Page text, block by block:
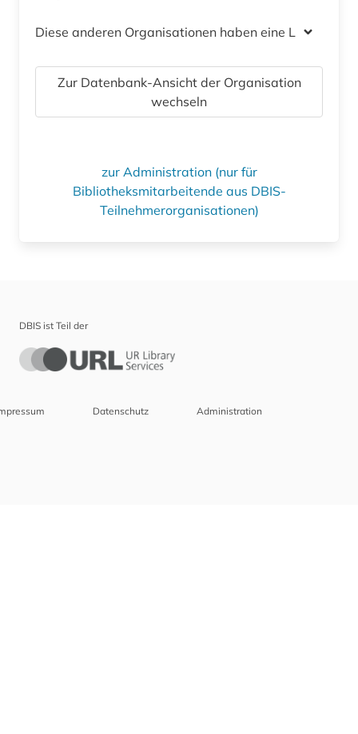
Diese anderen Organisationen haben eine Lizenz
Zur Datenbank-Ansicht der Organisation
wechseln
zur Administration (nur für
Bibliotheksmitarbeitende aus DBIS-
Teilnehmerorganisationen)
DBIS ist Teil der
Datenschutz Administration